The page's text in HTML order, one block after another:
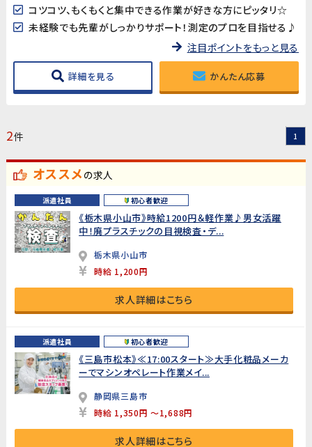
コツコツ、もくもくと集中できる作業が好きな方にピッタリ☆
未経験でも先輩がしっかりサポート！測定のプロを目指せる♪
注目ポイントをもっと見る
詳細を見る かんたん応募
2件 1
オススメの求人
派遣社員 初心者歓迎
《栃木県小山市》時給1200円＆軽作業♪男女活躍
中！廃プラスチックの目視検査・デ...
栃木県小山市
時給 1,200円
求人詳細はこちら
派遣社員 初心者歓迎
《三島市松本》≪17:00スタート≫大手化粧品メーカ
ーでマシンオペレート作業メイ...
静岡県三島市
時給 1,350円 ～1,688円
求人詳細はこちら